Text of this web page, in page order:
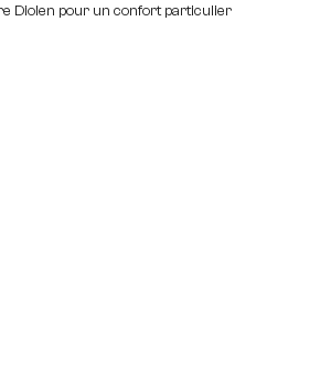
Diolen pour un confort particulier